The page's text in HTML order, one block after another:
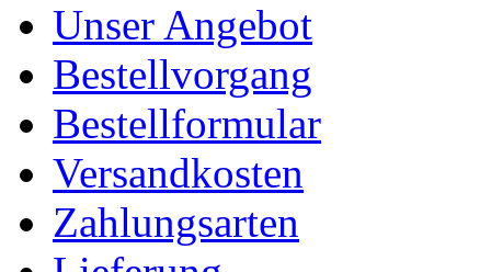
Unser Angebot
Bestellvorgang
Bestellformular
Versandkosten
Zahlungsarten